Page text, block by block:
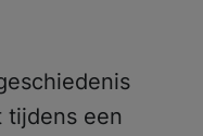
tijdens een